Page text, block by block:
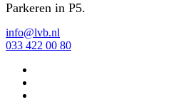
Parkeren in P5.
info@lvb.nl
033 422 00 80